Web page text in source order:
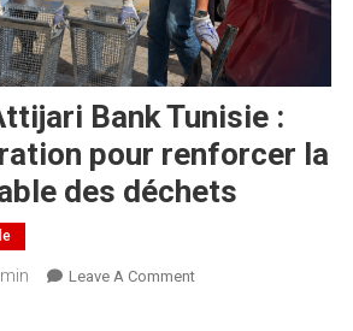
Bank Tunisie :
pour renforcer la
des déchets
Leave A Comment